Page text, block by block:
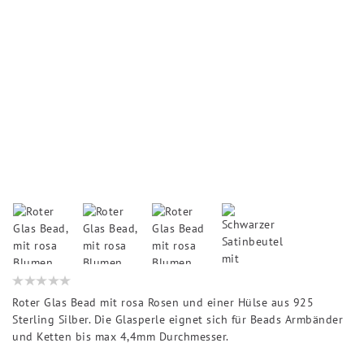
Roter Glas Bead mit rosa Rosen und einer Hülse aus 925
Sterling Silber. Die Glasperle eignet sich für Beads Armbänder
und Ketten bis max 4,4mm Durchmesser.